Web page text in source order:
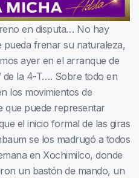
en disputa… No hay
frenar su naturaleza,
ayer en el arranque de
de la 4-T…. Sobre todo en
los movimientos de
que puede representar
el inicio formal de las giras
se los madrugó a todos
en Xochimilco, donde
un bastón de mando, un